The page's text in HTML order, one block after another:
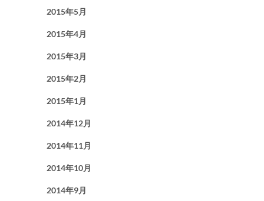
2015年5月
2015年4月
2015年3月
2015年2月
2015年1月
2014年12月
2014年11月
2014年10月
2014年9月